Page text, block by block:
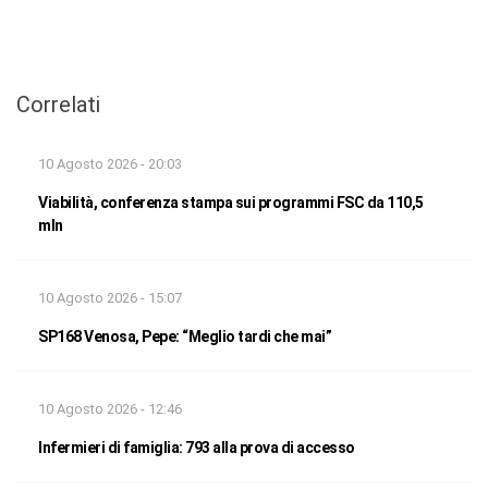
Correlati
10 Agosto 2026 - 20:03
Viabilità, conferenza stampa sui programmi FSC da 110,5
mln
10 Agosto 2026 - 15:07
SP168 Venosa, Pepe: “Meglio tardi che mai”
10 Agosto 2026 - 12:46
Infermieri di famiglia: 793 alla prova di accesso